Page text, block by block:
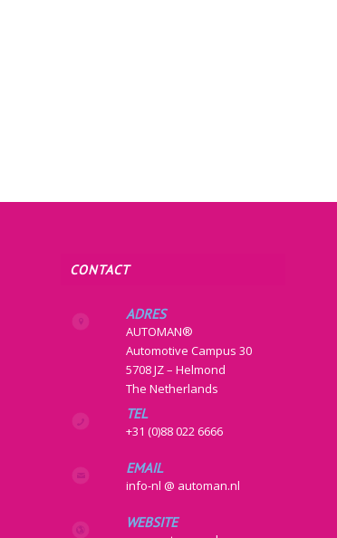
CONTACT
ADRES
AUTOMAN®
Automotive Campus 30
5708 JZ – Helmond
The Netherlands
TEL
+31 (0)88 022 6666
EMAIL
info-nl @ automan.nl
WEBSITE